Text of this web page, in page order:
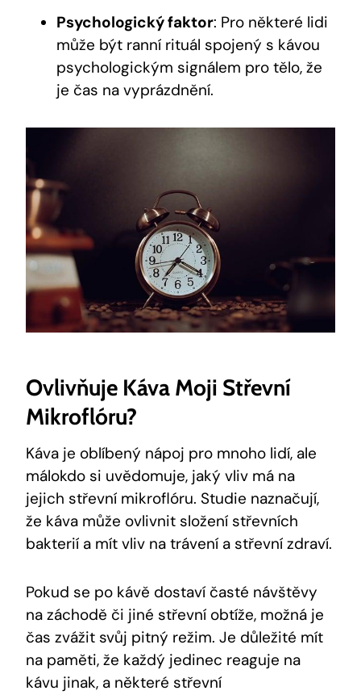
Psychologický faktor: Pro některé lidi
může být ranní rituál spojený s kávou
psychologickým signálem pro tělo, že
je čas na vyprázdnění.
Ovlivňuje Káva Moji Střevní
Mikroflóru?
Káva je oblíbený nápoj pro mnoho lidí, ale
málokdo si uvědomuje, jaký vliv má na
jejich střevní mikroflóru. Studie naznačují,
že káva může ovlivnit složení střevních
bakterií a mít vliv na trávení a střevní zdraví.
Pokud se po kávě dostaví časté návštěvy
na záchodě či jiné střevní obtíže, možná je
čas zvážit svůj pitný režim. Je důležité mít
na paměti, že každý jedinec reaguje na
kávu jinak, a některé střevní